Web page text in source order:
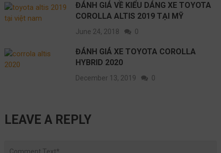
ĐÁNH GIÁ VỀ KIỂU DÁNG XE TOYOTA
COROLLA ALTIS 2019 TẠI MỸ
June 24, 2018 0
ĐÁNH GIÁ XE TOYOTA COROLLA
HYBRID 2020
December 13, 2019 0
LEAVE A REPLY